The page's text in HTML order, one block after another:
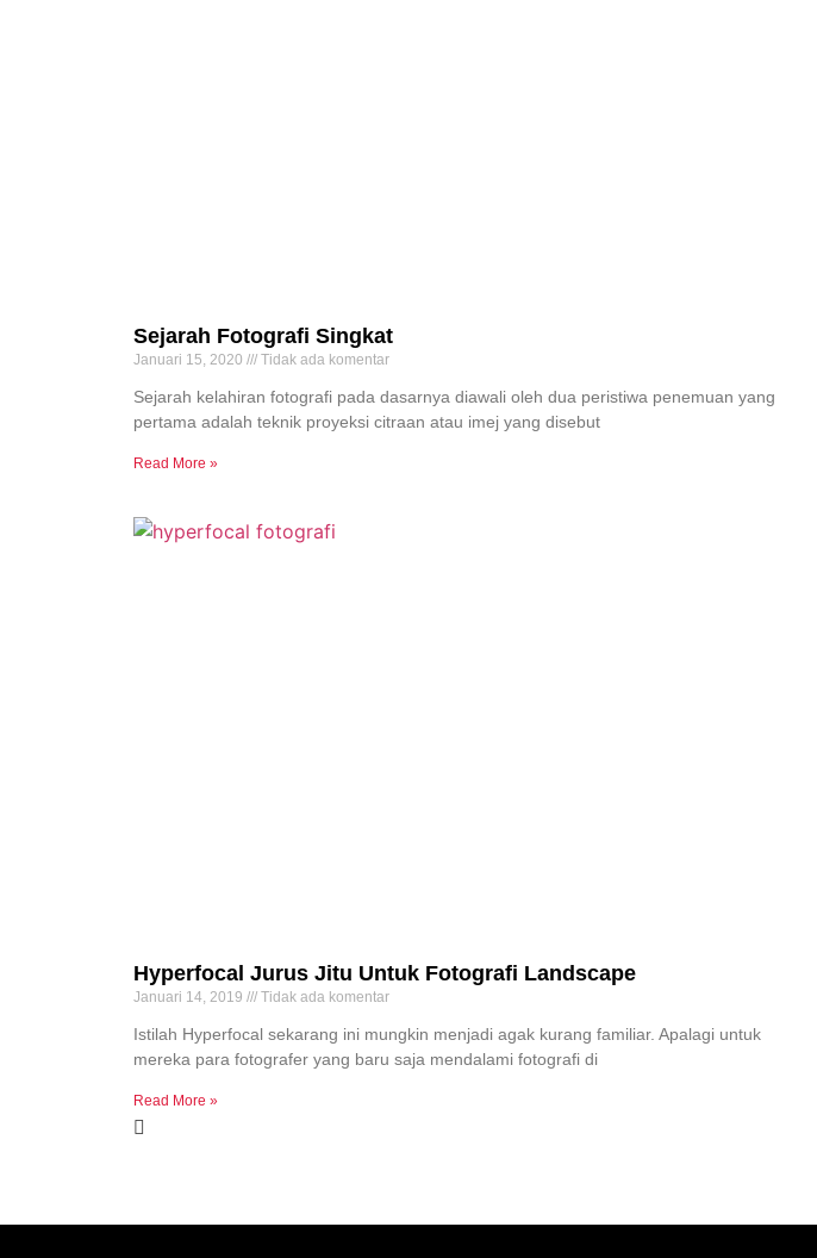
Sejarah Fotografi Singkat
Januari 15, 2020 Tidak ada komentar
Sejarah kelahiran fotografi pada dasarnya diawali oleh dua peristiwa penemuan yang
pertama adalah teknik proyeksi citraan atau imej yang disebut
Read More »
Hyperfocal Jurus Jitu Untuk Fotografi Landscape
Januari 14, 2019 Tidak ada komentar
Istilah Hyperfocal sekarang ini mungkin menjadi agak kurang familiar. Apalagi untuk
mereka para fotografer yang baru saja mendalami fotografi di
Read More »